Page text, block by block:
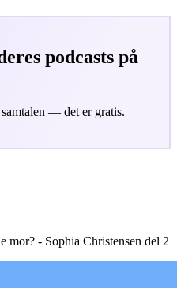
podcasts på
— det er gratis.
mor? - Sophia Christensen del 2